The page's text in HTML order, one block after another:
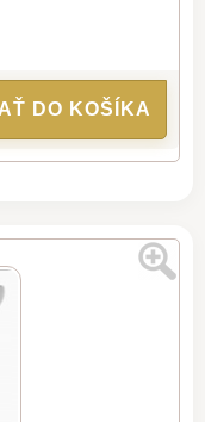
DO KOŠÍKA